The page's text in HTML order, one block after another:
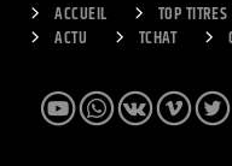
ACCUEIL TOP TITRES
ACTU
TCHAT